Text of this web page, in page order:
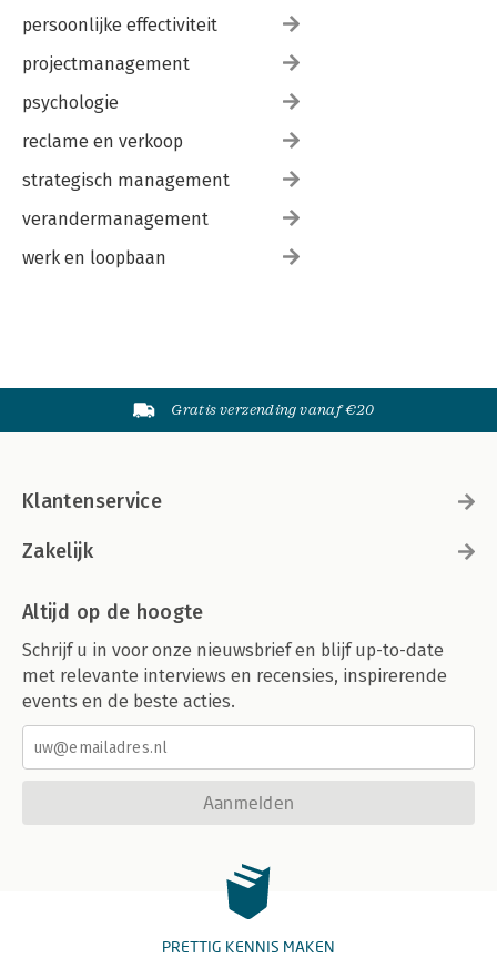
persoonlijke effectiviteit
projectmanagement
psychologie
reclame en verkoop
strategisch management
verandermanagement
werk en loopbaan
Gratis verzending vanaf €20
Klantenservice
Zakelijk
Altijd op de hoogte
Schrijf u in voor onze nieuwsbrief en blijf up-to-date
met relevante interviews en recensies, inspirerende
events en de beste acties.
Aanmelden
PRETTIG KENNIS MAKEN